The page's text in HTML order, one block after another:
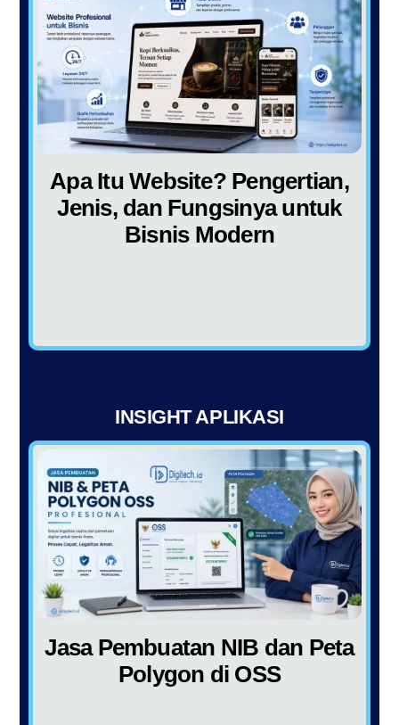
Apa Itu Website? Pengertian,
Jenis, dan Fungsinya untuk
Bisnis Modern
INSIGHT APLIKASI
Jasa Pembuatan NIB dan Peta
Polygon di OSS